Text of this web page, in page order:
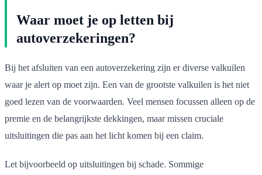
Waar moet je op letten bij
autoverzekeringen?
Bij het afsluiten van een autoverzekering zijn er diverse valkuilen
waar je alert op moet zijn. Een van de grootste valkuilen is het niet
goed lezen van de voorwaarden. Veel mensen focussen alleen op de
premie en de belangrijkste dekkingen, maar missen cruciale
uitsluitingen die pas aan het licht komen bij een claim.
Let bijvoorbeeld op uitsluitingen bij schade. Sommige